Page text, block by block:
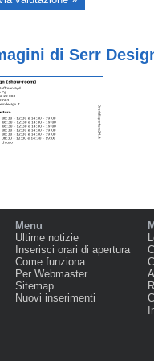
di Serr
Menu
Ultime notizie
Inserisci orari di apertura
Come funziona
Per Webmaster
Sitemap
Nuovi inserimenti